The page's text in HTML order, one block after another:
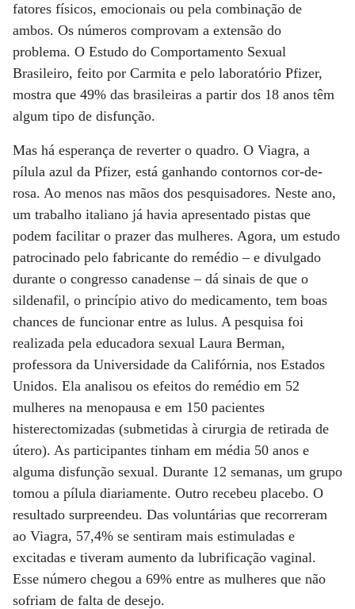
fatores físicos, emocionais ou pela combinação de
ambos. Os números comprovam a extensão do
problema. O Estudo do Comportamento Sexual
Brasileiro, feito por Carmita e pelo laboratório Pfizer,
mostra que 49% das brasileiras a partir dos 18 anos têm
algum tipo de disfunção.
Mas há esperança de reverter o quadro. O Viagra, a
pílula azul da Pfizer, está ganhando contornos cor-de-
rosa. Ao menos nas mãos dos pesquisadores. Neste ano,
um trabalho italiano já havia apresentado pistas que
podem facilitar o prazer das mulheres. Agora, um estudo
patrocinado pelo fabricante do remédio – e divulgado
durante o congresso canadense – dá sinais de que o
sildenafil, o princípio ativo do medicamento, tem boas
chances de funcionar entre as lulus. A pesquisa foi
realizada pela educadora sexual Laura Berman,
professora da Universidade da Califórnia, nos Estados
Unidos. Ela analisou os efeitos do remédio em 52
mulheres na menopausa e em 150 pacientes
histerectomizadas (submetidas à cirurgia de retirada de
útero). As participantes tinham em média 50 anos e
alguma disfunção sexual. Durante 12 semanas, um grupo
tomou a pílula diariamente. Outro recebeu placebo. O
resultado surpreendeu. Das voluntárias que recorreram
ao Viagra, 57,4% se sentiram mais estimuladas e
excitadas e tiveram aumento da lubrificação vaginal.
Esse número chegou a 69% entre as mulheres que não
sofriam de falta de desejo.